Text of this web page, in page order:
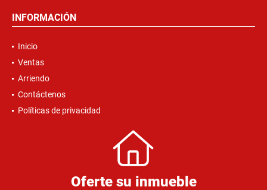
INFORMACIÓN
Inicio
Ventas
Arriendo
Contáctenos
Políticas de privacidad
Oferte su inmueble